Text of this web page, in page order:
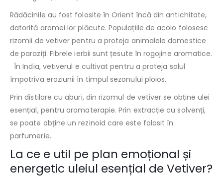
Rădăcinile au fost folosite în Orient încă din antichitate,
datorită aromei lor plăcute. Populațiile de acolo folosesc
rizomii de vetiver pentru a proteja animalele domestice
de paraziți. Fibrele ierbii sunt țesute în rogojine aromatice.
În India, vetiverul e cultivat pentru a proteja solul
împotriva eroziunii în timpul sezonului ploios.
Prin distilare cu aburi, din rizomul de vetiver se obține ulei
esențial, pentru aromaterapie. Prin extracție cu solvenți,
se poate obține un rezinoid care este folosit în
parfumerie.
La ce e util pe plan emoțional și
energetic uleiul esențial de Vetiver?